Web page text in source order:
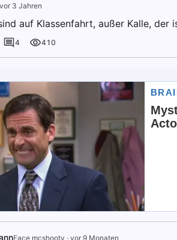
3 Jahren
auf Klassenfahrt, außer Kalle, der
4 410
Face mcshooty · vor 9 Monaten